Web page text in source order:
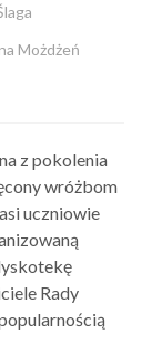
Możdżeń
z pokolenia
wróżbom
uczniowie
Rady